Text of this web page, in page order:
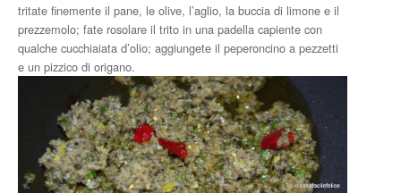
tritate finemente il pane, le olive, l’aglio, la buccia di limone e il
prezzemolo; fate rosolare il trito in una padella capiente con
qualche cucchiaiata d’olio; aggiungete il peperoncino a pezzetti
e un pizzico di origano.